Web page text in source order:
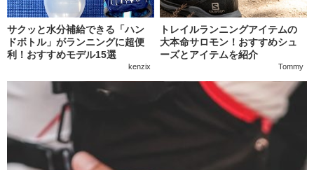
サクッと水分補給できる「ハン
ドボトル」がランニングに超便
利！おすすめモデル15選
kenzix
トレイルランニングアイテムの
大本命サロモン！おすすめシュ
ーズとアイテムを紹介
Tommy